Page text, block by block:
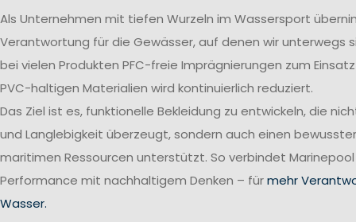
Als Unternehmen mit tiefen Wurzeln im Wassersport
Verantwortung für die Gewässer, auf denen wir unterwegs
bei vielen Produkten PFC-freie Imprägnierungen zum
PVC-haltigen Materialien wird kontinuierlich reduziert.
Das Ziel ist es, funktionelle Bekleidung zu entwickeln, die
und Langlebigkeit überzeugt, sondern auch einen
maritimen Ressourcen unterstützt. So verbindet
Performance mit nachhaltigem Denken – fürmehr
Wasser.